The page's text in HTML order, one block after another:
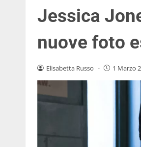
Jessica
nuove foto
Elisabetta Russo - 1 Marzo